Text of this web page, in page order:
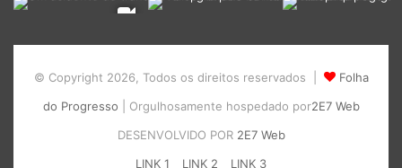
© Copyright 2026, Todos os direitos reservados |
Folha
do Progresso | Orgulhosamente hospedado por2E7 Web
DESENVOLVIDO POR 2E7 Web
LINK 1
LINK 2 LINK 3